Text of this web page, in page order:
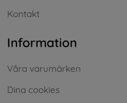
Kontakt
Information
Våra varumärken
Dina cookies